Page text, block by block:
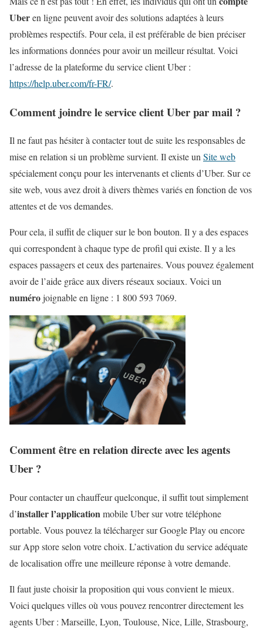
Uberen ligne peuvent avoir des solutions adaptées à leurs
problèmes respectifs. Pour cela, il est préférable de bien préciser
les informations données pour avoir un meilleur résultat. Voici
l’adresse de la plateforme du service client Uber :
https://help.uber.com/fr-FR/.
Comment joindre le service client Uber par mail ?
Il ne faut pas hésiter à contacter tout de suite les responsables de
mise en relation si un problème survient. Il existe unSite web
spécialement conçu pour les intervenants et clients d’Uber. Sur ce
site web, vous avez droit à divers thèmes variés en fonction de vos
attentes et de vos demandes.
Pour cela, il suffit de cliquer sur le bon bouton. Il y a des espaces
qui correspondent à chaque type de profil qui existe. Il y a les
espaces passagers et ceux des partenaires. Vous pouvez également
avoir de l’aide grâce aux divers réseaux sociaux. Voici un
numérojoignable en ligne : 1 800 593 7069.
Comment être en relation directe avec les agents
Uber ?
Pour contacter un chauffeur quelconque, il suffit tout simplement
d’installer l’applicationmobile Uber sur votre téléphone
portable. Vous pouvez la télécharger sur Google Play ou encore
sur App store selon votre choix. L’activation du service adéquate
de localisation offre une meilleure réponse à votre demande.
Il faut juste choisir la proposition qui vous convient le mieux.
Voici quelques villes où vous pouvez rencontrer directement les
agents Uber : Marseille, Lyon, Toulouse, Nice, Lille, Strasbourg,